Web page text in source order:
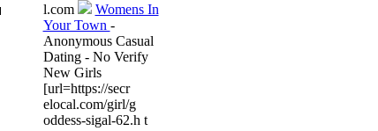
l.com
Womens In
Your Town -
Anonymous Casual
Dating - No Verify
New Girls
[url=https://secr
elocal.com/girl/g
oddess-sigal-62.h t